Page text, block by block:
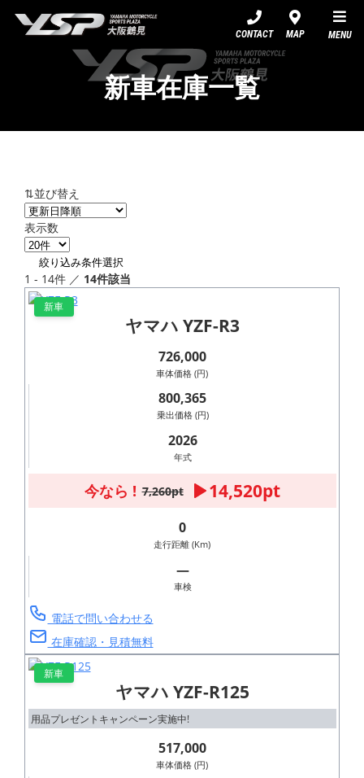
CONTACT MAP MENU
新車在庫一覧
⇅並び替え
表示数
絞り込み条件選択
1 - 14件 ／ 14件該当
新車
ヤマハ YZF-R3
726,000
車体価格 (円)
800,365
乗出価格 (円)
2026
年式
今なら ! 7,260pt 14,520pt
0
走行距離 (Km)
―
車検
電話で問い合わせる
在庫確認・見積無料
新車
ヤマハ YZF-R125
用品プレゼントキャンペーン実施中!
517,000
車体価格 (円)